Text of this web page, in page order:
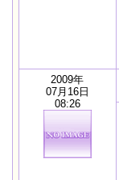
2009年
07月16日
08:26